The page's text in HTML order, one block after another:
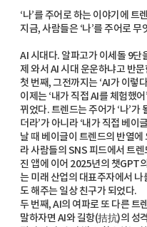
‘나’를 주어로 하는 이야기에 트
지금, 사람들은 ‘나’를 주어로
AI 시대다. 알파고가 이세돌 9단
제 와서 AI 시대 운운하냐고 반
첫 번째, 그전까지는 ‘AI가 이렇
이제는 ‘내가 직접 AI를 체험했어
뀌었다. 트렌드는 주어가 ‘나’가
더라’가 아니라 ‘내가 직접 베이
날 때 베이글이 트렌드의 반열
라 사람들의 SNS 피드에서 트
진 앱에 이어 2025년의 챗GPT
는 미래 산업의 대표주자에서
도 해주는 일상 친구가 되었다.
두 번째, AI의 여파로 또 다른 트
말하자면 AI와 길항(拮抗)의 성